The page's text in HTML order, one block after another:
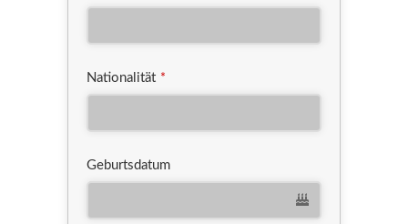
Nationalität *
Geburtsdatum